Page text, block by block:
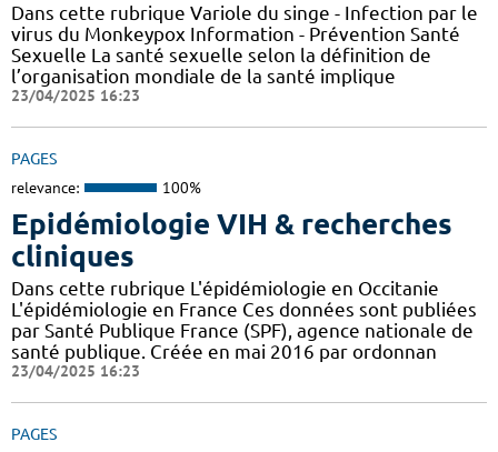
Dans cette rubrique Variole du singe - Infection par le
virus du Monkeypox Information - Prévention Santé
Sexuelle La santé sexuelle selon la définition de
l’organisation mondiale de la santé implique
23/04/2025 16:23
PAGES
relevance: 100%
Epidémiologie VIH & recherches
cliniques
Dans cette rubrique L'épidémiologie en Occitanie
L'épidémiologie en France Ces données sont publiées
par Santé Publique France (SPF), agence nationale de
santé publique. Créée en mai 2016 par ordonnan
23/04/2025 16:23
PAGES